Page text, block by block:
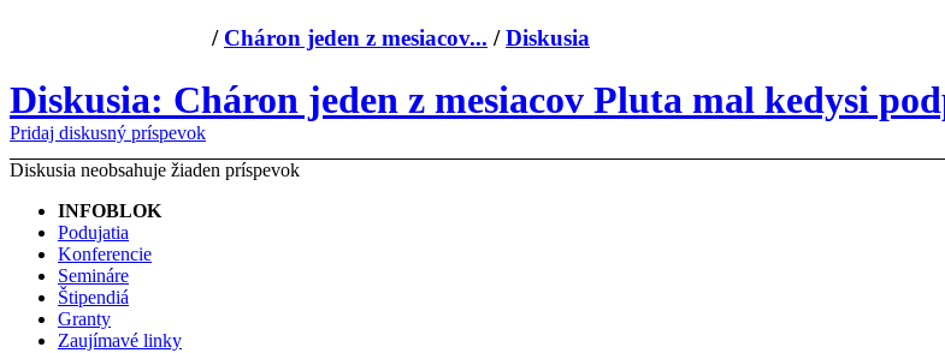
/ Cháron jeden z mesiacov... /Diskusia
Diskusia: Cháron jeden z mesiacov Pluta mal kedysi
Pridaj diskusný príspevok
Diskusia neobsahuje žiaden príspevok
INFOBLOK
Podujatia
Konferencie
Semináre
Štipendiá
Granty
Zaujímavé linky